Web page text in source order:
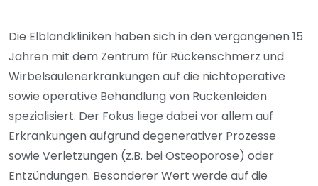
Die Elblandkliniken haben sich in den vergangenen 15
Jahren mit dem Zentrum für Rückenschmerz und
Wirbelsäulenerkrankungen auf die nichtoperative
sowie operative Behandlung von Rückenleiden
spezialisiert. Der Fokus liege dabei vor allem auf
Erkrankungen aufgrund degenerativer Prozesse
sowie Verletzungen (z.B. bei Osteoporose) oder
Entzündungen. Besonderer Wert werde auf die